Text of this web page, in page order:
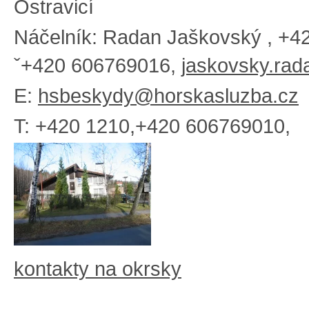
Ostravicí
Náčelník: Radan Jaškovský ,
ˇ+420 606769016,
E: hsbeskydy@horskasluzba.cz
T: +420 1210,+420 606769010,
kontakty na okrsky